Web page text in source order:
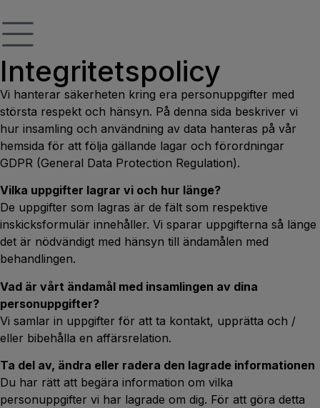
Integritetspolicy
Vi hanterar säkerheten kring era personuppgifter med
största respekt och hänsyn. På denna sida beskriver vi
hur insamling och användning av data hanteras på vår
hemsida för att följa gällande lagar och förordningar
GDPR (General Data Protection Regulation).
Vilka uppgifter lagrar vi och hur länge?
De uppgifter som lagras är de fält som respektive
inskicksformulär innehåller. Vi sparar uppgifterna så länge
det är nödvändigt med hänsyn till ändamålen med
behandlingen.
Vad är vårt ändamål med insamlingen av dina
personuppgifter?
Vi samlar in uppgifter för att ta kontakt, upprätta och /
eller bibehålla en affärsrelation.
Ta del av, ändra eller radera den lagrade informationen
Du har rätt att begära information om vilka
personuppgifter vi har lagrade om dig. För att göra detta